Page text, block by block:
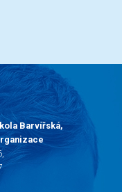
Barvířská,